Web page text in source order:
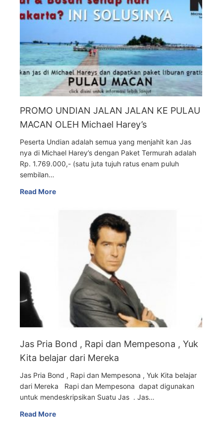
PROMO UNDIAN JALAN JALAN KE PULAU
MACAN OLEH Michael Harey’s
Peserta Undian adalah semua yang menjahit kan Jas
nya di Michael Harey’s dengan Paket Termurah adalah
Rp. 1.769.000,- (satu juta tujuh ratus enam puluh
sembilan…
Read More
Jas Pria Bond , Rapi dan Mempesona , Yuk
Kita belajar dari Mereka
Jas Pria Bond , Rapi dan Mempesona , Yuk Kita belajar
dari Mereka Rapi dan Mempesona dapat digunakan
untuk mendeskripsikan Suatu Jas . Jas…
Read More